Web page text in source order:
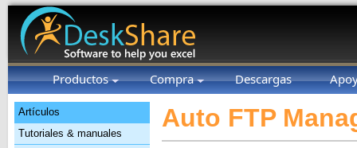
Productos Compra Descargas
Artículos
Tutoriales & manuales
Auto FTP